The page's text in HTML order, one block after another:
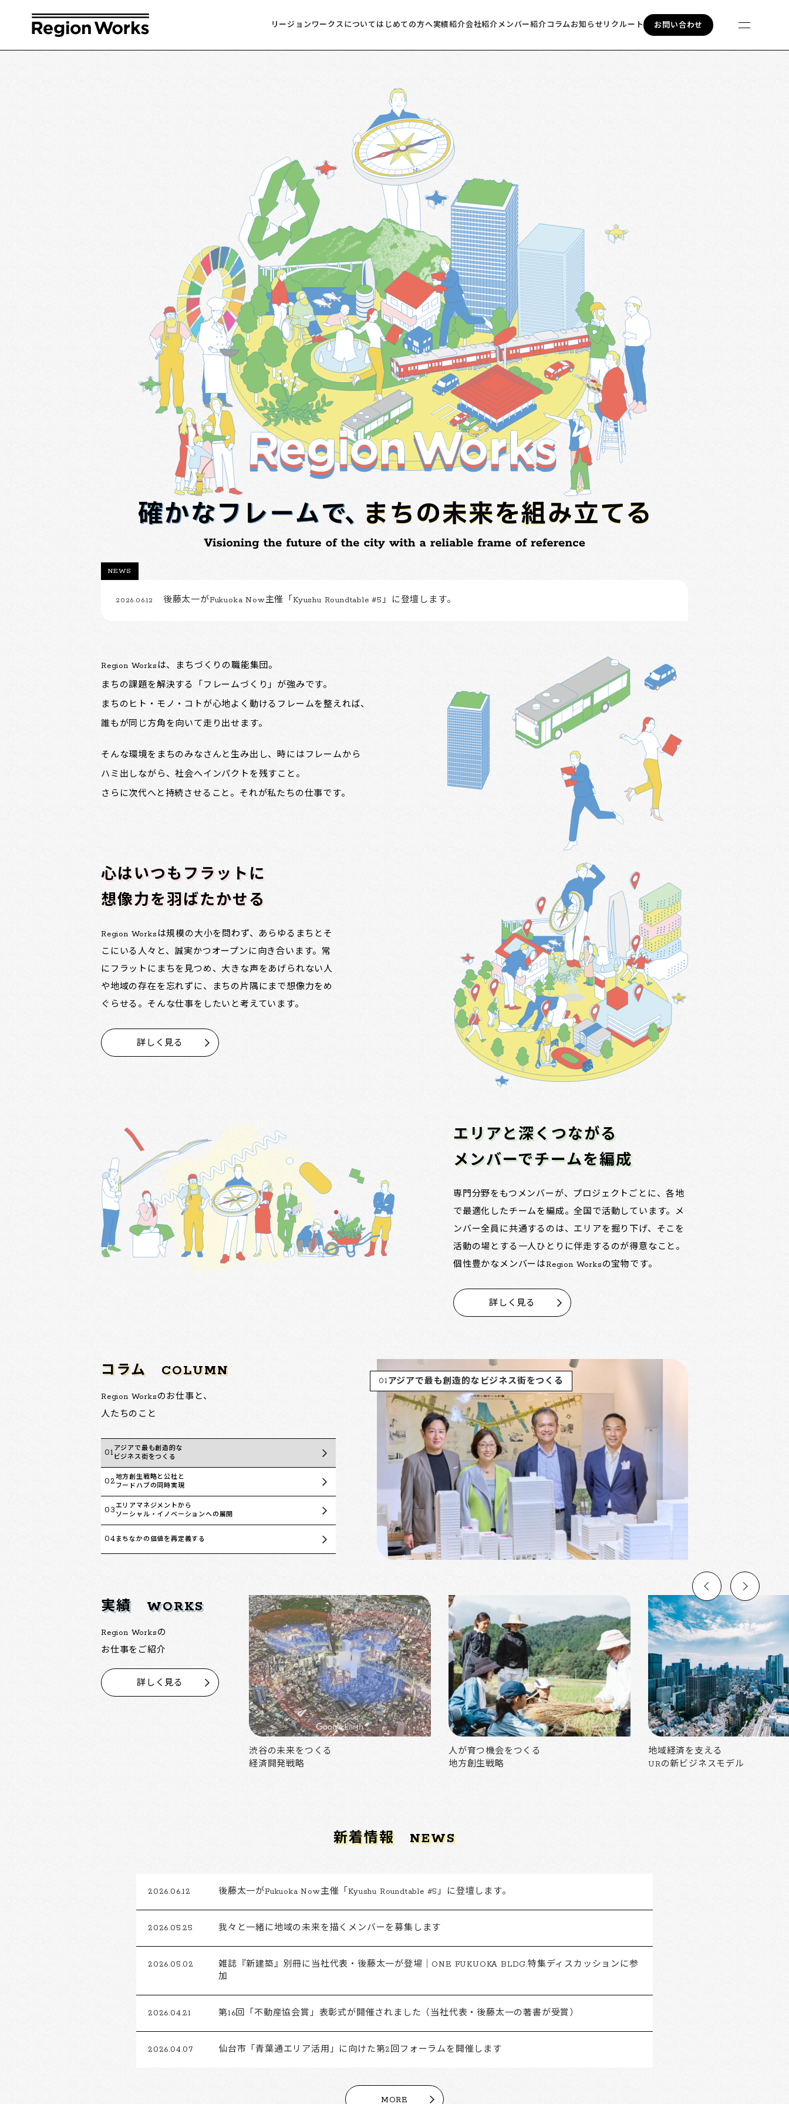
リージョンワークスについて はじめての方へ実績紹介会社紹介メンバー紹介 コラムお知らせ リクルート お問い合わせ
NEWS
2026.06.12 後藤太一がFukuoka Now主催「Kyushu Roundtable #5」に登壇します。
Region Worksは、まちづくりの職能集団。
まちの課題を解決する「フレームづくり」が強みです。
まちのヒト・モノ・コトが心地よく動けるフレームを整えれば、
誰もが同じ方角を向いて走り出せます。
そんな環境をまちのみなさんと生み出し、時にはフレームから
ハミ出しながら、社会へインパクトを残すこと。
さらに次代へと持続させること。それが私たちの仕事です。
心はいつもフラットに
想像力を羽ばたかせる
Region Worksは規模の大小を問わず、あらゆるまちとそ
こにいる人々と、誠実かつオープンに向き合います。常
にフラットにまちを見つめ、大きな声をあげられない人
や地域の存在を忘れずに、まちの片隅にまで想像力をめ
ぐらせる。そんな仕事をしたいと考えています。
詳しく見る
エリアと深くつながる
メンバーでチームを編成
専門分野をもつメンバーが、プロジェクトごとに、各地
で最適化したチームを編成。全国で活動しています。メ
ンバー全員に共通するのは、エリアを掘り下げ、そこを
活動の場とする一人ひとりに伴走するのが得意なこと。
個性豊かなメンバーはRegion Worksの宝物です。
詳しく見る
コラム COLUMN
Region Worksのお仕事と、
人たちのこと
01 アジアで最も創造的な
ビジネス街をつくる
02地方創生戦略と公社と
フードハブの同時実現
03 エリアマネジメントから
ソーシャル・イノベーションへの展開
04 まちなかの価値を再定義する
01アジアで最も創造的なビジネス街をつくる
実績 WORKS
Region Worksの
お仕事をご紹介
詳しく見る
渋谷の未来をつくる
経済開発戦略
人が育つ機会をつくる
地方創生戦略
地域経済を支える
URの新ビジネスモデル
新着情報 NEWS
2026.06.12 後藤太一がFukuoka Now主催「Kyushu Roundtable #5」に登壇します。
2026.05.25 我々と一緒に地域の未来を描くメンバーを募集します
2026.05.02
雑誌『新建築』別冊に当社代表・後藤太一が登場｜ONE FUKUOKA BLDG.特集ディスカッションに参
加
2026.04.21 第16回「不動産協会賞」表彰式が開催されました（当社代表・後藤太一の著書が受賞）
2026.04.07 仙台市「青葉通エリア活用」に向けた第2回フォーラムを開催します
MORE